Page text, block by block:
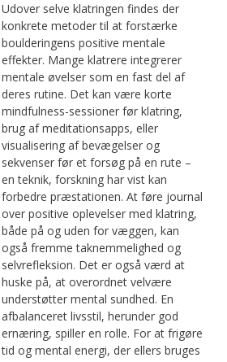
Udover selve klatringen findes der
konkrete metoder til at forstærke
boulderingens positive mentale
effekter. Mange klatrere integrerer
mentale øvelser som en fast del af
deres rutine. Det kan være korte
mindfulness-sessioner før klatring,
brug af meditationsapps, eller
visualisering af bevægelser og
sekvenser før et forsøg på en rute –
en teknik, forskning har vist kan
forbedre præstationen. At føre journal
over positive oplevelser med klatring,
både på og uden for væggen, kan
også fremme taknemmelighed og
selvrefleksion. Det er også værd at
huske på, at overordnet velvære
understøtter mental sundhed. En
afbalanceret livsstil, herunder god
ernæring, spiller en rolle. For at frigøre
tid og mental energi, der ellers bruges